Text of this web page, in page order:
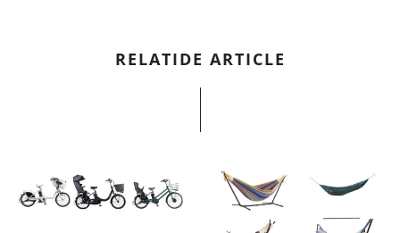
RELATIDE ARTICLE